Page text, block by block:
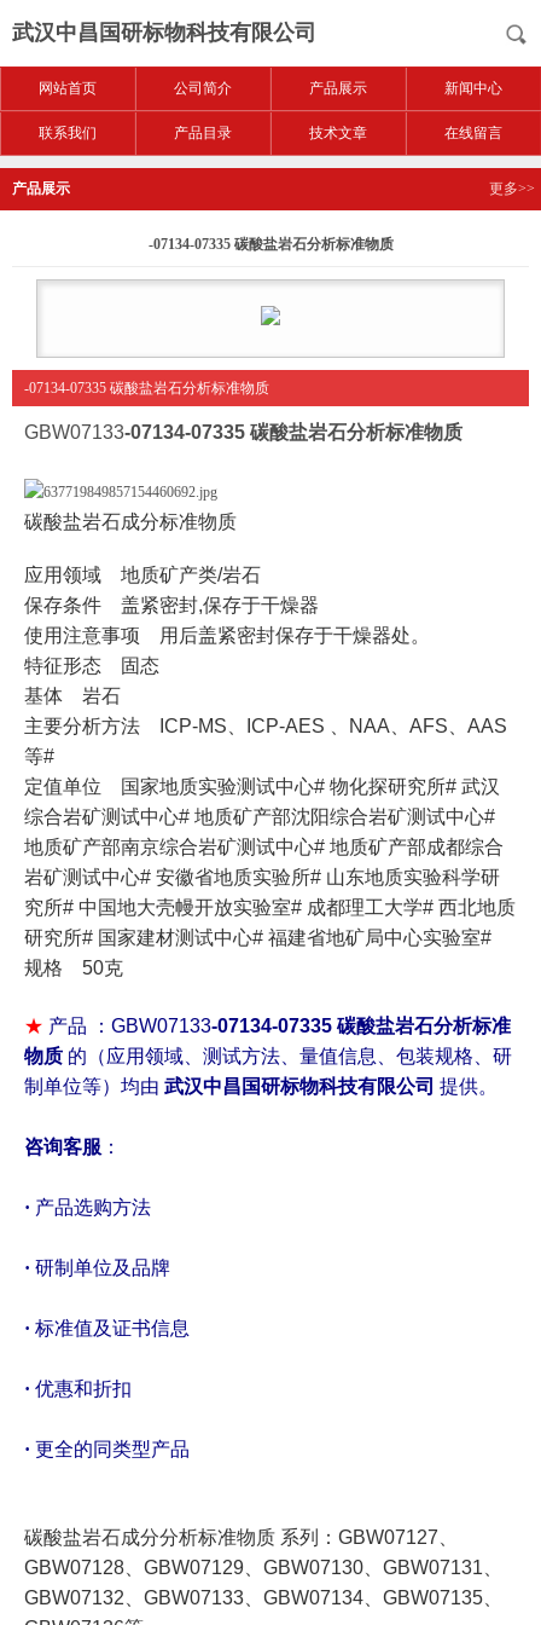
武汉中昌国研标物科技有限公司
网站首页 公司简介 产品展示 新闻中心
联系我们 产品目录 技术文章 在线留言
产品展示 更多>>
-07134-07335 碳酸盐岩石分析标准物质
-07134-07335 碳酸盐岩石分析标准物质
GBW07133-07134-07335 碳酸盐岩石分析标准物质
碳酸盐岩石成分标准物质
应用领域 地质矿产类/岩石
保存条件 盖紧密封,保存于干燥器
使用注意事项 用后盖紧密封保存于干燥器处。
特征形态 固态
基体 岩石
主要分析方法 ICP-MS、ICP-AES 、NAA、AFS、AAS
等#
定值单位 国家地质实验测试中心# 物化探研究所# 武汉
综合岩矿测试中心# 地质矿产部沈阳综合岩矿测试中心#
地质矿产部南京综合岩矿测试中心# 地质矿产部成都综合
岩矿测试中心# 安徽省地质实验所# 山东地质实验科学研
究所# 中国地大壳幔开放实验室# 成都理工大学# 西北地质
研究所# 国家建材测试中心# 福建省地矿局中心实验室#
规格 50克
★ 产品 ： GBW07133-07134-07335 碳酸盐岩石分析标准
物质 的 （应用领域、测试方法、量值信息、包装规格、研
制单位等）均由 武汉中昌国研标物科技有限公司 提供。
咨询客服 ：
· 产品选购方法
· 研制单位及品牌
· 标准值及证书信息
· 优惠和折扣
· 更全的同类型产品
碳酸盐岩石成分分析标准物质 系列： GBW07127、
GBW07128、 GBW07129、 GBW07130、 GBW07131、
GBW07132、 GBW07133、GBW07134、GBW07135、